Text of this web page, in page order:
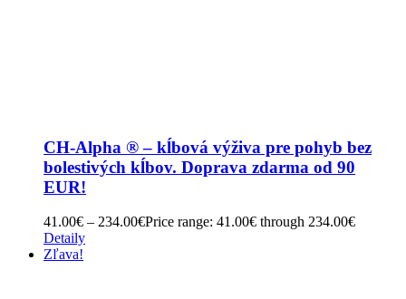
CH-Alpha ® – kĺbová výživa pre pohyb bez
bolestivých kĺbov. Doprava zdarma od 90
EUR!
41.00€ – 234.00€Price range: 41.00€ through 234.00€
Detaily
Zľava!